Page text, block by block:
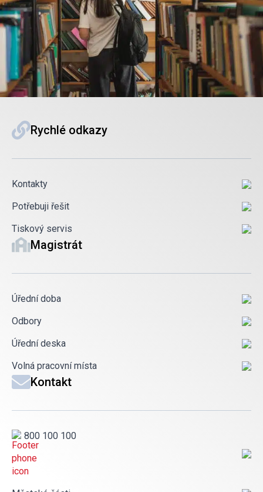
Rychlé odkazy
Kontakty
Potřebuji řešit
Tiskový servis
Magistrát
Úřední doba
Odbory
Úřední deska
Volná pracovní místa
Kontakt
800 100 100